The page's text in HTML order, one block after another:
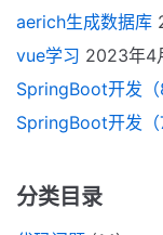
aerich生成数据库
vue学习 2023年4
SpringBoot开发
SpringBoot开发
分类目录